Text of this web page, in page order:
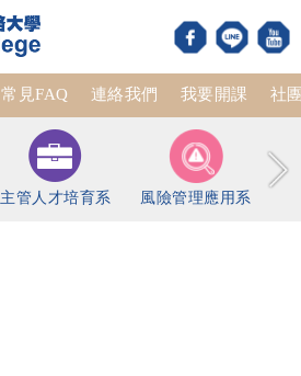
常見FAQ 連絡我們 我要開課 社
主管人才培育系 風險管理應用系